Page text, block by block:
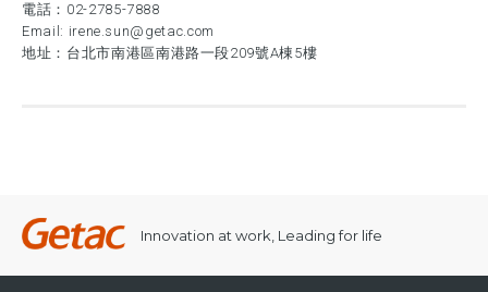
電話： 02-2785-7888
Email: irene.sun@getac.com
地址：台北市南港區南港路一段209號A棟5樓
Innovation at work, Leading for life